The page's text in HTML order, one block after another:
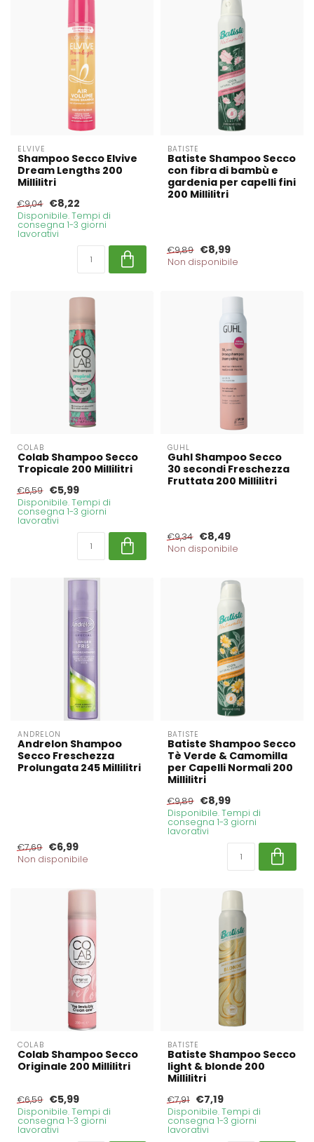
ELVIVE
Shampoo Secco Elvive
Dream Lengths 200
Millilitri
€9,04 €8,22
Disponibile. Tempi di
consegna 1-3 giorni
lavorativi
BATISTE
Batiste Shampoo Secco
con fibra di bambù e
gardenia per capelli fini
200 Millilitri
€9,89 €8,99
Non disponibile
COLAB
Colab Shampoo Secco
Tropicale 200 Millilitri
€6,59 €5,99
Disponibile. Tempi di
consegna 1-3 giorni
lavorativi
GUHL
Guhl Shampoo Secco
30 secondi Freschezza
Fruttata 200 Millilitri
€9,34 €8,49
Non disponibile
ANDRELON
Andrelon Shampoo
Secco Freschezza
Prolungata 245 Millilitri
€7,69 €6,99
Non disponibile
BATISTE
Batiste Shampoo Secco
Tè Verde & Camomilla
per Capelli Normali 200
Millilitri
€9,89 €8,99
Disponibile. Tempi di
consegna 1-3 giorni
lavorativi
COLAB
Colab Shampoo Secco
Originale 200 Millilitri
€6,59 €5,99
Disponibile. Tempi di
consegna 1-3 giorni
lavorativi
BATISTE
Batiste Shampoo Secco
light & blonde 200
Millilitri
€7,91 €7,19
Disponibile. Tempi di
consegna 1-3 giorni
lavorativi